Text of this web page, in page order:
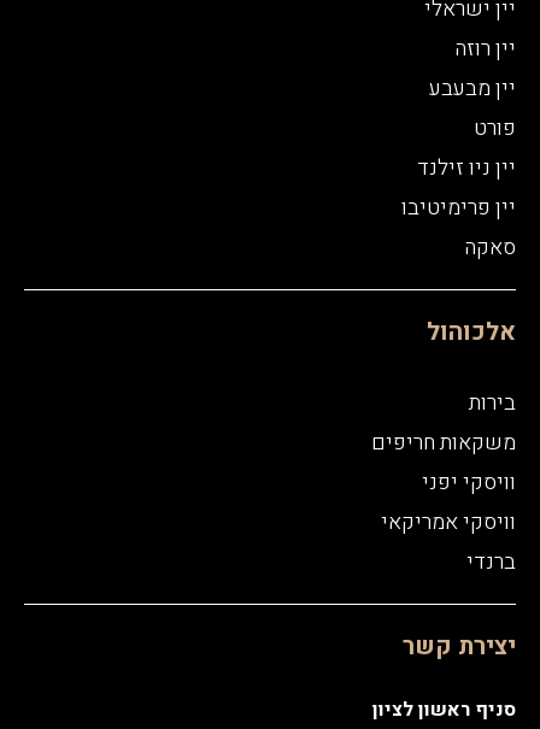
יין ישראלי
יין רוזה
יין מבעבע
פורט
יין ניו זילנד
יין פרימיטיבו
סאקה
אלכוהול
בירות
משקאות חריפים
וויסקי יפני
וויסקי אמריקאי
ברנדי
יצירת קשר
סניף ראשון לציון